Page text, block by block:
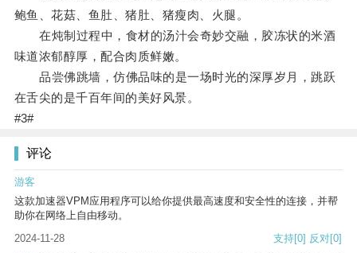
鲍鱼、花菇、鱼肚、猪肚、猪瘦肉、火腿。
在炖制过程中，食材的汤汁会奇妙交融，胶冻状的米酒
味道浓郁醇厚，配合肉质鲜嫩。
品尝佛跳墙，仿佛品味的是一场时光的深厚岁月，跳跃
在舌尖的是千百年间的美好风景。
#3#
评论
游客
这款加速器VPM应用程序可以给你提供最高速度和安全性的连接，并帮
助你在网络上自由移动。
2024-11-28
支持[0] 反对[0]